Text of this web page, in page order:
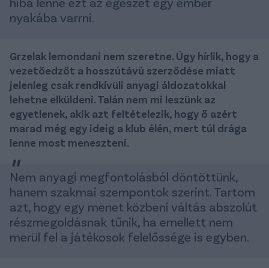
nyakába varrni.
Grzelak lemondani nem szeretne. Úgy hírlik, hogy a
vezetőedzőt a hosszútávú szerződése miatt
jelenleg csak rendkívüli anyagi áldozatokkal
lehetne elküldeni. Talán nem mi leszünk az
egyetlenek, akik azt feltételezik, hogy ő azért
marad még egy ideig a klub élén, mert túl drága
lenne most meneszteni.
Nem anyagi megfontolásból döntöttünk,
hanem szakmai szempontok szerint. Tartom
azt, hogy egy menet közbeni váltás abszolút
részmegoldásnak tűnik, ha emellett nem
merül fel a játékosok felelőssége is egyben.